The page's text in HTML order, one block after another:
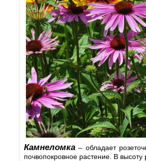
Камнеломка – обладает
почвопокровное растение. В